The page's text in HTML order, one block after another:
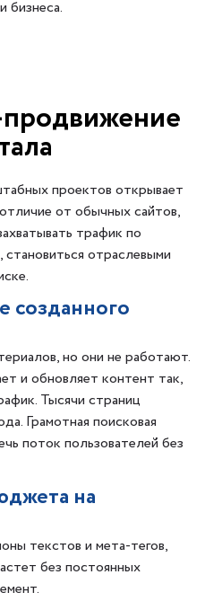
бизнеса.
проектов открывает
от обычных сайтов,
трафик по
отраслевыми
созданного
но они не работают.
и обновляет контент так,
Тысячи страниц
Грамотная поисковая
поток пользователей без
на
текстов и мета-тегов,
без постоянных